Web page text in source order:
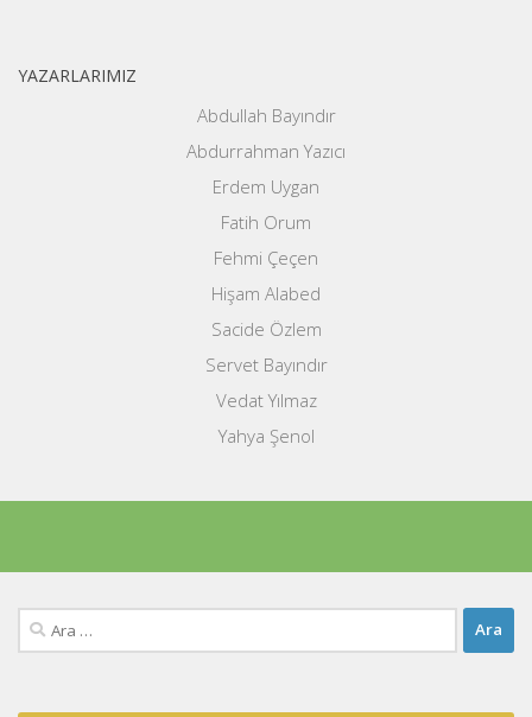
YAZARLARIMIZ
Abdullah Bayındır
Abdurrahman Yazıcı
Erdem Uygan
Fatih Orum
Fehmi Çeçen
Hişam Alabed
Sacide Özlem
Servet Bayındır
Vedat Yılmaz
Yahya Şenol
Arama: